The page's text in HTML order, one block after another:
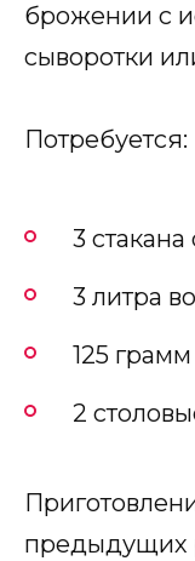
брожении с
сыворотки
Потребуется:
3
3 литра
125
2
предыдущих